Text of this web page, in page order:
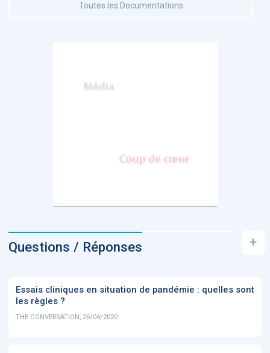
Toutes les Documentations
Questions / Réponses +
Essais cliniques en situation de pandémie : quelles sont
les règles ?
THE CONVERSATION, 26/04/2020